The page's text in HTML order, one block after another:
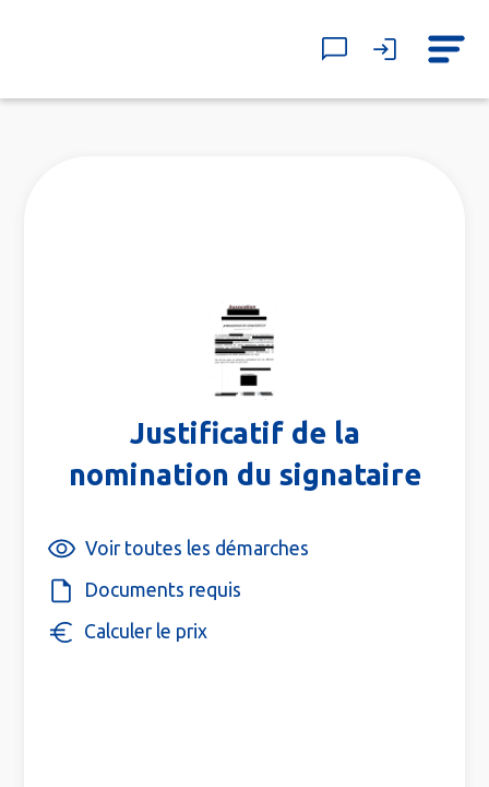
Justificatif de la
nomination du signataire
Voir toutes les démarches
Documents requis
Calculer le prix